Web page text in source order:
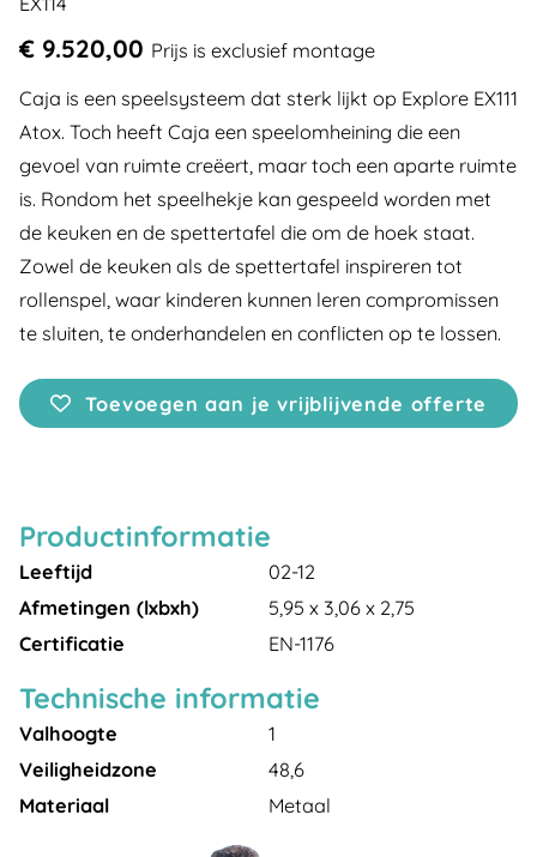
€ 9.520,00 Prijs is exclusief montage
Caja is een speelsysteem dat sterk lijkt op Explore EX111
Atox. Toch heeft Caja een speelomheining die een
gevoel van ruimte creëert, maar toch een aparte ruimte
is. Rondom het speelhekje kan gespeeld worden met
de keuken en de spettertafel die om de hoek staat.
Zowel de keuken als de spettertafel inspireren tot
rollenspel, waar kinderen kunnen leren compromissen
te sluiten, te onderhandelen en conflicten op te lossen.
Toevoegen aan je vrijblijvende offerte
Productinformatie
Leeftijd
02-12
Afmetingen (lxbxh)
5,95 x 3,06 x 2,75
Certificatie
EN-1176
Technische informatie
Valhoogte
1
Veiligheidzone
48,6
Materiaal
Metaal